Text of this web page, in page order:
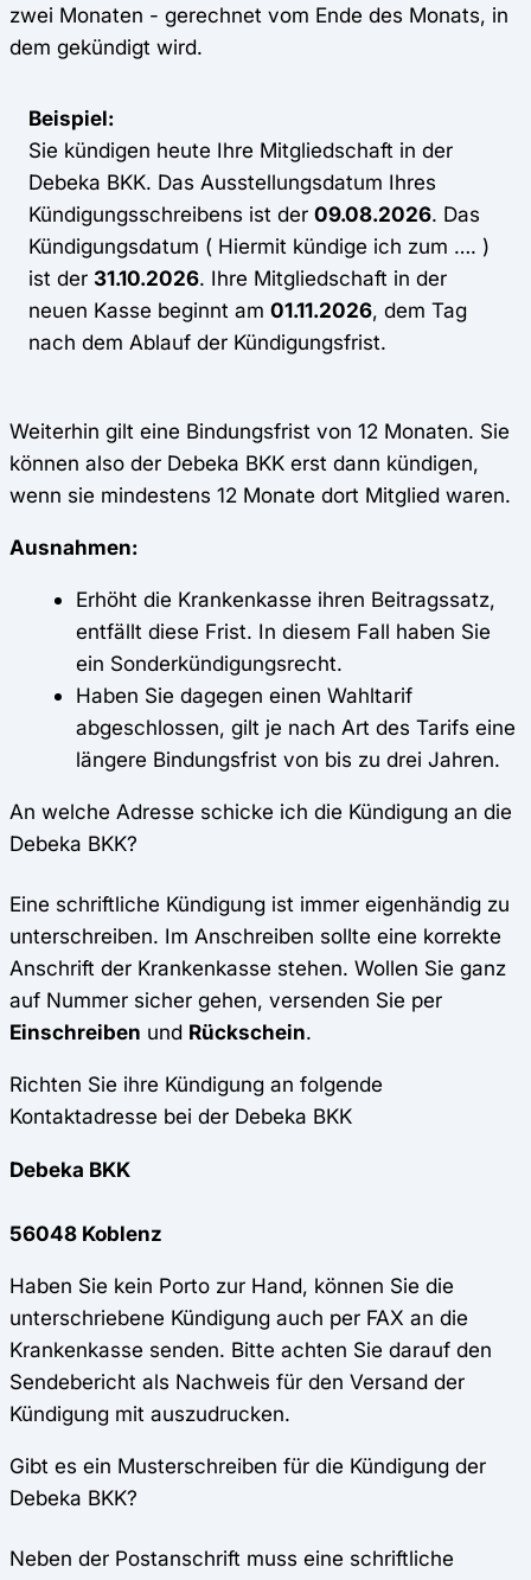
zwei Monaten - gerechnet vom Ende des Monats, in
dem gekündigt wird.
Beispiel:
Sie kündigen heute Ihre Mitgliedschaft in der
Debeka BKK. Das Ausstellungsdatum Ihres
Kündigungsschreibens ist der 09.08.2026. Das
Kündigungsdatum ( Hiermit kündige ich zum …. )
ist der 31.10.2026. Ihre Mitgliedschaft in der
neuen Kasse beginnt am 01.11.2026, dem Tag
nach dem Ablauf der Kündigungsfrist.
Weiterhin gilt eine Bindungsfrist von 12 Monaten. Sie
können also der Debeka BKK erst dann kündigen,
wenn sie mindestens 12 Monate dort Mitglied waren.
Ausnahmen:
Erhöht die Krankenkasse ihren Beitragssatz,
entfällt diese Frist. In diesem Fall haben Sie
ein Sonderkündigungsrecht.
Haben Sie dagegen einen Wahltarif
abgeschlossen, gilt je nach Art des Tarifs eine
längere Bindungsfrist von bis zu drei Jahren.
An welche Adresse schicke ich die Kündigung an die
Debeka BKK?
Eine schriftliche Kündigung ist immer eigenhändig zu
unterschreiben. Im Anschreiben sollte eine korrekte
Anschrift der Krankenkasse stehen. Wollen Sie ganz
auf Nummer sicher gehen, versenden Sie per
Einschreiben und Rückschein.
Richten Sie ihre Kündigung an folgende
Kontaktadresse bei der Debeka BKK
Debeka BKK
56048 Koblenz
Haben Sie kein Porto zur Hand, können Sie die
unterschriebene Kündigung auch per FAX an die
Krankenkasse senden. Bitte achten Sie darauf den
Sendebericht als Nachweis für den Versand der
Kündigung mit auszudrucken.
Gibt es ein Musterschreiben für die Kündigung der
Debeka BKK?
Neben der Postanschrift muss eine schriftliche